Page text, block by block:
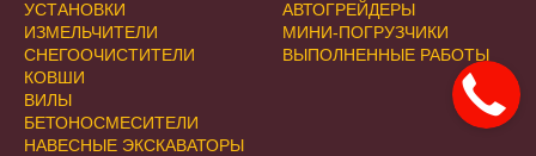
УСТАНОВКИ
ИЗМЕЛЬЧИТЕЛИ
СНЕГООЧИСТИТЕЛИ
КОВШИ
ВИЛЫ
БЕТОНОСМЕСИТЕЛИ
НАВЕСНЫЕ ЭКСКАВАТОРЫ
АВТОГРЕЙДЕРЫ
МИНИ-ПОГРУЗЧИКИ
ВЫПОЛНЕННЫЕ РАБОТЫ